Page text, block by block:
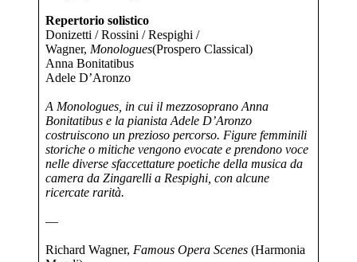
Repertorio solistico
Donizetti / Rossini / Respighi /
Wagner, Monologues(Prospero Classical)
Anna Bonitatibus
Adele D’Aronzo
A Monologues, in cui il mezzosoprano Anna
Bonitatibus e la pianista Adele D’Aronzo
costruiscono un prezioso percorso. Figure femminili
storiche o mitiche vengono evocate e prendono voce
nelle diverse sfaccettature poetiche della musica da
camera da Zingarelli a Respighi, con alcune
ricercate rarità.
—
Richard Wagner, Famous Opera Scenes (Harmonia